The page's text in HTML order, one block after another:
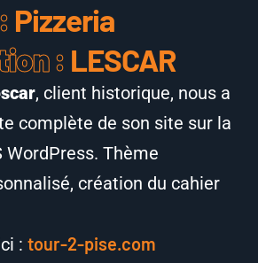
Pizzeria
: LESCAR
, client historique, nous a
complète de son site sur la
WordPress. Thème
création du cahier
: tour-2-pise.com